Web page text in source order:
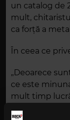
un catalog de
mult,
ca forță a
În ceea ce
„Deoarece
ce este
mult timp
20 de ani.